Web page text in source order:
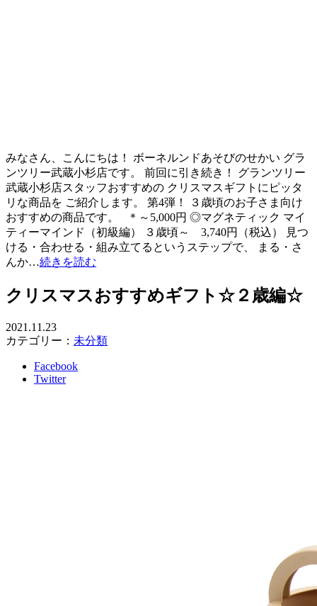
みなさん、こんにちは！ ボーネルンドあそびのせかい グラ
ンツリー武蔵小杉店です。 前回に引き続き！ グランツリー
武蔵小杉店スタッフおすすめの クリスマスギフトにピッタ
リな商品を ご紹介します。 第4弾！ ３歳頃のお子さま向け
おすすめの商品です。 ＊～5,000円 ◎マグネティック マイ
ティーマインド（初級編） ３歳頃～ 3,740円（税込） 見つ
ける・合わせる・組み立てるというステップで、 まる・さ
んか…続きを読む
クリスマスおすすめギフト☆２歳編☆
2021.11.23
カテゴリー： 未分類
Facebook
Twitter